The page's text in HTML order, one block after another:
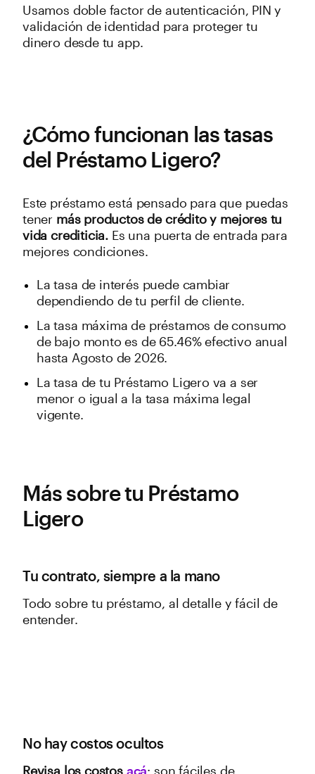
Usamos doble factor de autenticación, PIN y
validación de identidad para proteger tu
dinero desde tu app.
¿Cómo funcionan las tasas
del Préstamo Ligero?
Este préstamo está pensado para que puedas
tener más productos de crédito y mejores tu
vida crediticia. Es una puerta de entrada para
mejores condiciones.
La tasa de interés puede cambiar
dependiendo de tu perfil de cliente.
La tasa máxima de préstamos de consumo
de bajo monto es de 65.46% efectivo anual
hasta Agosto de 2026.
La tasa de tu Préstamo Ligero va a ser
menor o igual a la tasa máxima legal
vigente.
Más sobre tu Préstamo
Ligero
Tu contrato, siempre a la mano
Todo sobre tu préstamo, al detalle y fácil de
entender.
No hay costos ocultos
Revisa los costos acá: son fáciles de